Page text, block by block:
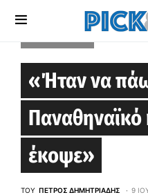
«Ήταν να
Παναθηναϊκό
έκοψε»
ΤΟΥ ΠΈΤΡΟΣ ΔΗΜΗΤΡΙΆΔΗΣ 9